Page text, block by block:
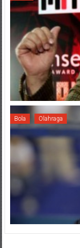
Bola Olahraga